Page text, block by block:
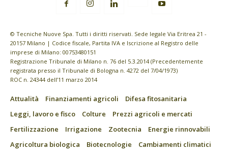
© Tecniche Nuove Spa. Tutti i diritti riservati. Sede legale Via Eritrea 21 -
20157 Milano | Codice fiscale, Partita IVA e Iscrizione al Registro delle
imprese di Milano: 00753480151
Registrazione Tribunale di Milano n. 76 del 5.3.2014 (Precedentemente
registrata presso il Tribunale di Bologna n. 4272 del 7/04/1973)
ROC n. 24344 dell’11 marzo 2014
Attualità Finanziamenti agricoli
Difesa fitosanitaria
Leggi, lavoro e fisco
Colture
Prezzi agricoli e mercati
Fertilizzazione
Irrigazione Zootecnia
Energie rinnovabili
Agricoltura biologica
Biotecnologie
Cambiamenti climatici